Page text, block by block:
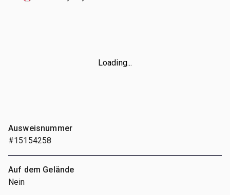
Loading...
Ausweisnummer
#15154258
Auf dem Gelände
Nein